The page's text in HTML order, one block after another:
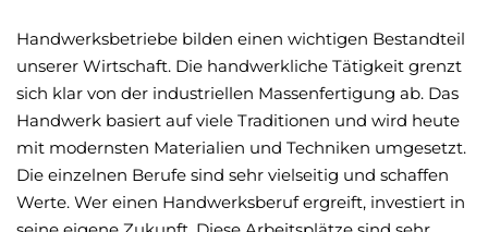
Handwerksbetriebe bilden einen wichtigen Bestandteil
unserer Wirtschaft. Die handwerkliche Tätigkeit grenzt
sich klar von der industriellen Massenfertigung ab. Das
Handwerk basiert auf viele Traditionen und wird heute
mit modernsten Materialien und Techniken umgesetzt.
Die einzelnen Berufe sind sehr vielseitig und schaffen
Werte. Wer einen Handwerksberuf ergreift, investiert in